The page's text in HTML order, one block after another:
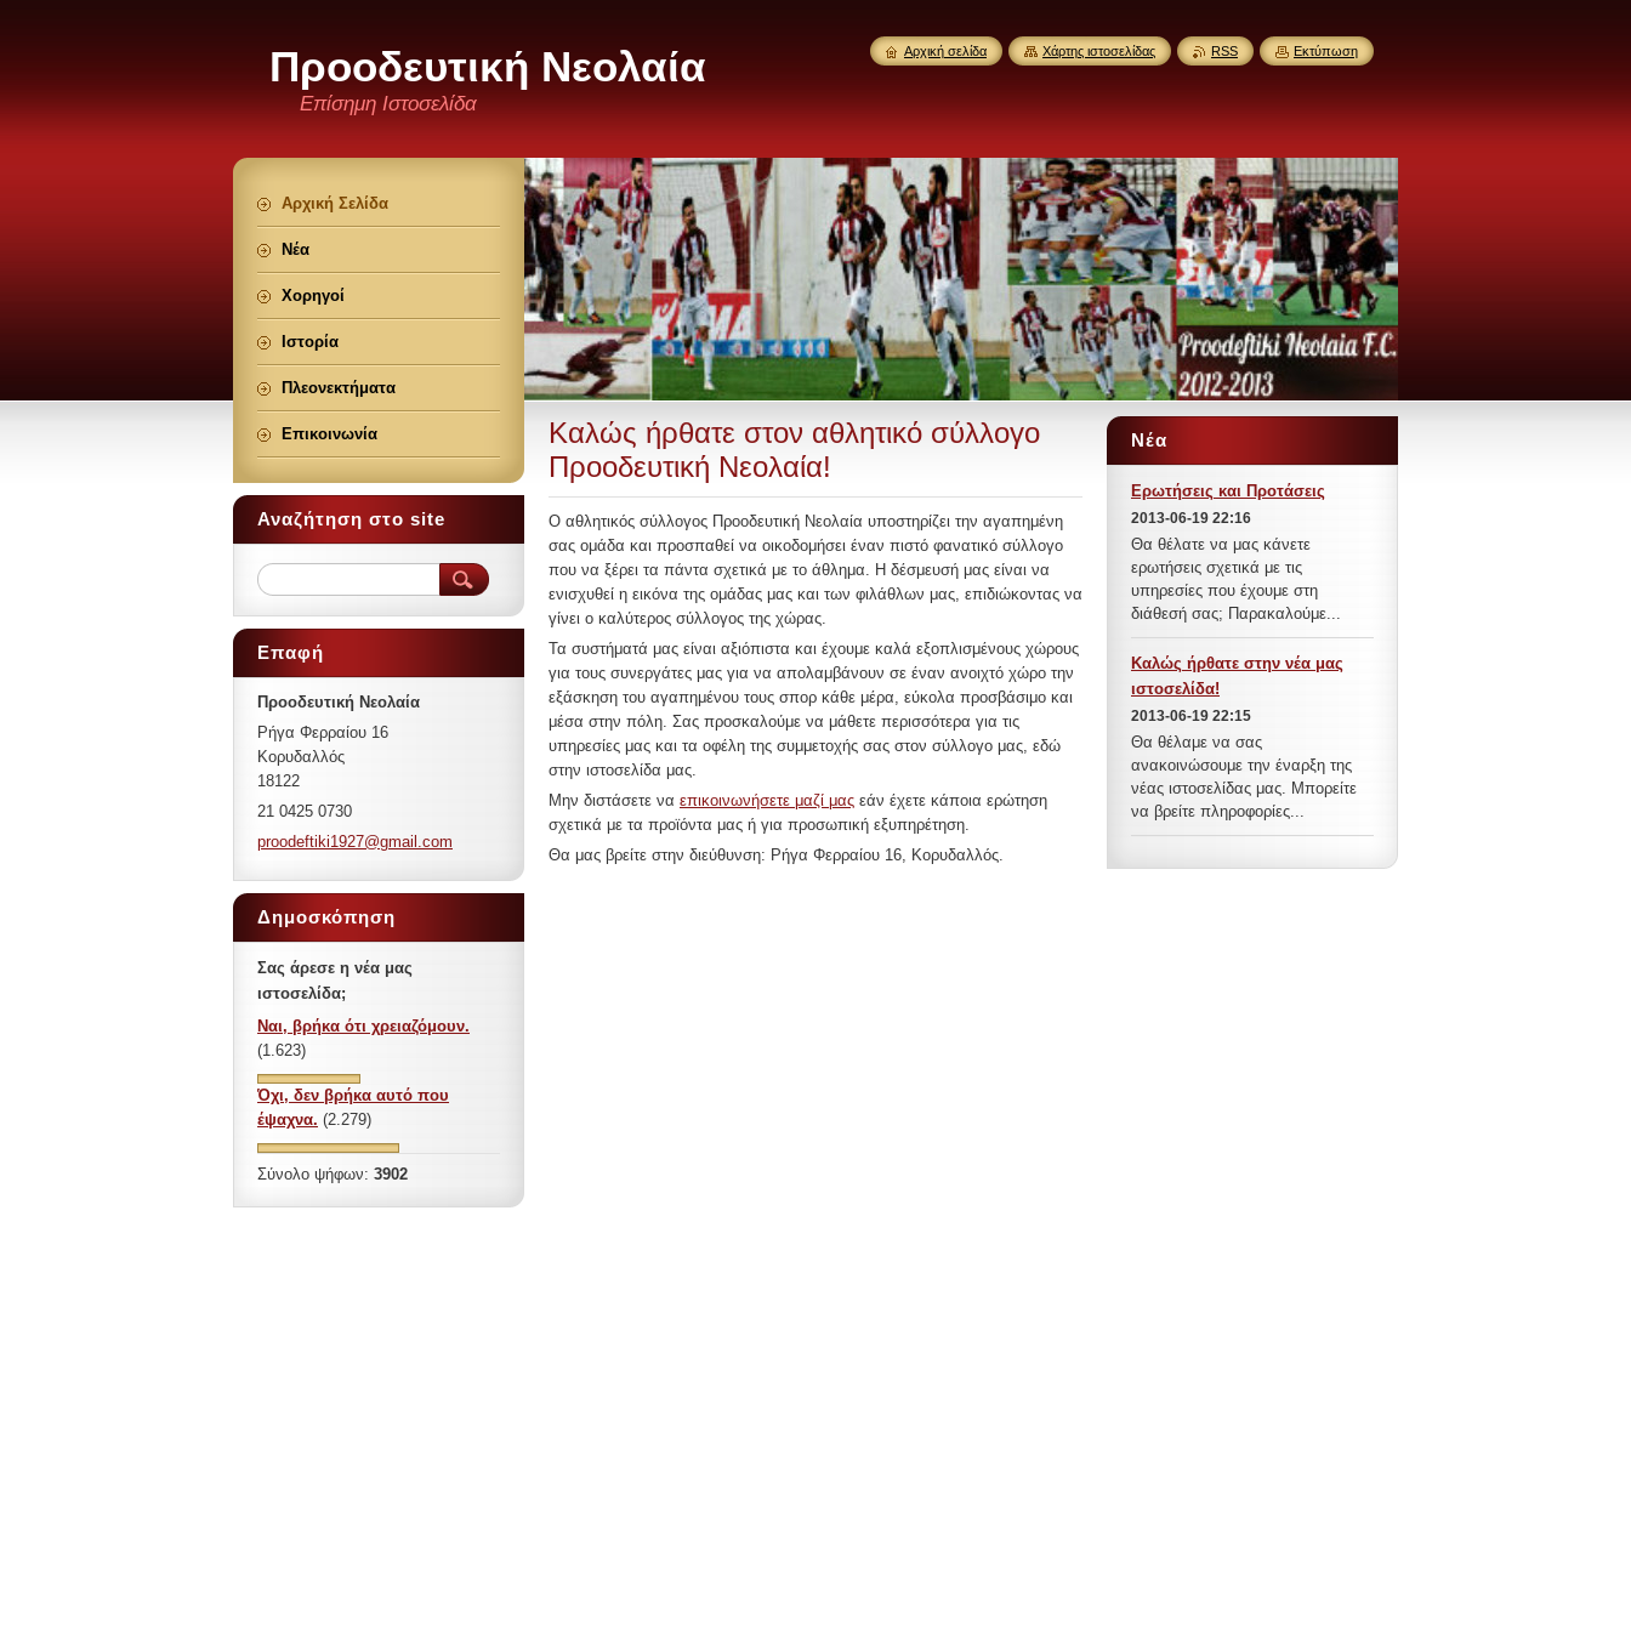
Προοδευτική Νεολαία
Επίσημη Ιστοσελίδα
Καλώς ήρθατε στον αθλητικό σύλλογο
Προοδευτική Νεολαία!
Ο αθλητικός σύλλογος Προοδευτική Νεολαία υποστηρίζει την αγαπημένη
σας ομάδα και προσπαθεί να οικοδομήσει έναν πιστό φανατικό σύλλογο
που να ξέρει τα πάντα σχετικά με το άθλημα. Η δέσμευσή μας είναι να
ενισχυθεί η εικόνα της ομάδας μας και των φιλάθλων μας, επιδιώκοντας να
γίνει ο καλύτερος σύλλογος της χώρας.
Τα συστήματά μας είναι αξιόπιστα και έχουμε καλά εξοπλισμένους χώρους
για τους συνεργάτες μας για να απολαμβάνουν σε έναν ανοιχτό χώρο την
εξάσκηση του αγαπημένου τους σπορ κάθε μέρα, εύκολα προσβάσιμο και
μέσα στην πόλη. Σας προσκαλούμε να μάθετε περισσότερα για τις
υπηρεσίες μας και τα οφέλη της συμμετοχής σας στον σύλλογο μας, εδώ
στην ιστοσελίδα μας.
Μην διστάσετε να επικοινωνήσετε μαζί μας εάν έχετε κάποια ερώτηση
σχετικά με τα προϊόντα μας ή για προσωπική εξυπηρέτηση.
Θα μας βρείτε στην διεύθυνση: Ρήγα Φερραίου 16, Κορυδαλλός.
Νέα
Ερωτήσεις και Προτάσεις
2013-06-19 22:16
Θα θέλατε να μας κάνετε
ερωτήσεις σχετικά με τις
υπηρεσίες που έχουμε στη
διάθεσή σας; Παρακαλούμε...
Καλώς ήρθατε στην νέα μας
ιστοσελίδα!
2013-06-19 22:15
Θα θέλαμε να σας
ανακοινώσουμε την έναρξη της
νέας ιστοσελίδας μας. Μπορείτε
να βρείτε πληροφορίες...
Αρχική Σελίδα
Νέα
Χορηγοί
Ιστορία
Πλεονεκτήματα
Επικοινωνία
Αναζήτηση στο site
Επαφή
Προοδευτική Νεολαία
Ρήγα Φερραίου 16
Κορυδαλλός
18122
21 0425 0730
proodeftiki1927@gmail.com
Δημοσκόπηση
Σας άρεσε η νέα μας
ιστοσελίδα;
Ναι, βρήκα ότι χρειαζόμουν.
(1.623)
Όχι, δεν βρήκα αυτό που
έψαχνα. (2.279)
Σύνολο ψήφων: 3902
Αρχική σελίδα Χάρτης ιστοσελίδας RSS Εκτύπωση